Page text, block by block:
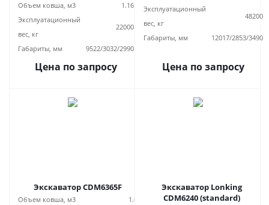
Объем ковша, м3
1.16
Эксплуатационный
вес, кг
22000
Габариты, мм 9522/3032/2990
Цена по запросу
Эксплуатационный
вес, кг
48200
Габариты, мм 12017/2853/3490
Цена по запросу
Экскаватор CDM6365F
Объем ковша, м3
1.6
Экскаватор Lonking
CDM6240 (standard)